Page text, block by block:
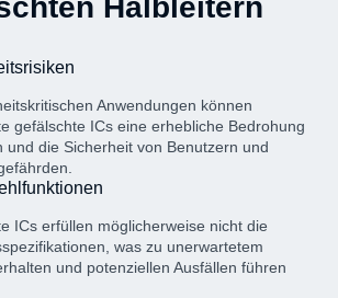
Halbleitern
Anwendungen können
gefälschte ICs eine erhebliche Bedrohung
und die Sicherheit von Benutzern und
ICs erfüllen möglicherweise nicht die
was zu unerwartetem
und potenziellen Ausfällen führen